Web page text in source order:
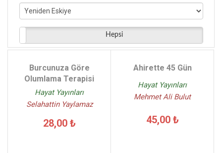
Saliha Erdim - (4)
Efkan Yeşildağ - (4)
Hepsi
Burcunuza Göre
Olumlama Terapisi
Hayat Yayınları
Selahattin Yaylamaz
28,00 ₺
Ahirette 45 Gün
Hayat Yayınları
Mehmet Ali Bulut
45,00 ₺